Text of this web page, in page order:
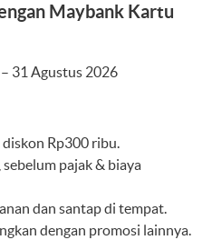
Maybank Kartu
31 Agustus 2026
diskon Rp300 ribu.
pajak & biaya
dan santap di tempat.
dengan promosi lainnya.